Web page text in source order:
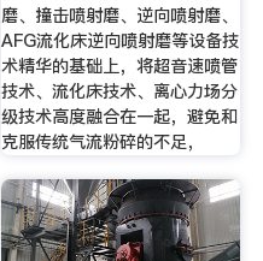
磨、撞击喷射磨、逆向喷射磨、
AFG流化床逆向喷射磨等设备技
术精华的基础上，将超音速喷管
技术、流化床技术、离心力场分
级技术高度融合在一起，避免和
克服传统气流粉碎的不足，